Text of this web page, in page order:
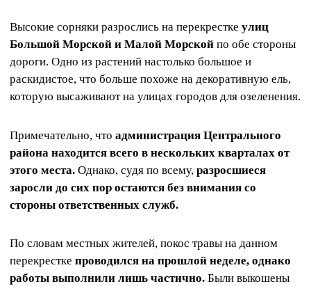
Высокие сорняки разрослись на перекрестке улиц
Большой Морской и Малой Морской по обе стороны
дороги. Одно из растений настолько большое и
раскидистое, что больше похоже на декоративную ель,
которую высаживают на улицах городов для озеленения.
Примечательно, что администрация Центрального
района находится всего в нескольких кварталах от
этого места. Однако, судя по всему, разросшиеся
заросли до сих пор остаются без внимания со
стороны ответственных служб.
По словам местных жителей, покос травы на данном
перекрестке проводился на прошлой неделе, однако
работы выполнили лишь частично. Были выкошены